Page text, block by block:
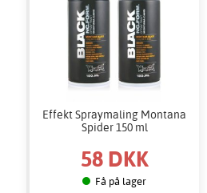
Effekt Spraymaling Montana
Spider 150 ml
58 DKK
Få på lager